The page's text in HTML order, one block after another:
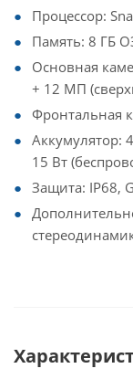
Процессор:
Память: 8 ГБ
Основная
+ 12 МП
Фронтальная
Аккумулятор:
15 Вт
Защита: IP68,